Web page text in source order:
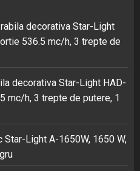
decorativa Star-Light
536.5 mc/h, 3 trepte de
decorativa Star-Light HAD-
mc/h, 3 trepte de putere, 1
Star-Light A-1650W, 1650 W,